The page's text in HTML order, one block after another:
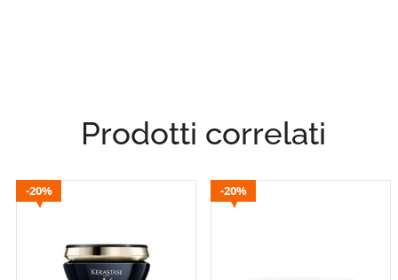
Prodotti correlati
20% 20%